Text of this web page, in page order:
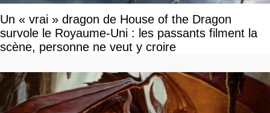
Un « vrai » dragon de House of the Dragon
survole le Royaume-Uni : les passants filment la
scène, personne ne veut y croire